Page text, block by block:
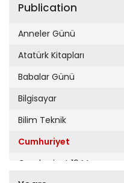
Publication
Anneler Günü
Atatürk Kitapları
Babalar Günü
Bilgisayar
Bilim Teknik
Cumhuriyet
Cumhuriyet 19 Mayıs